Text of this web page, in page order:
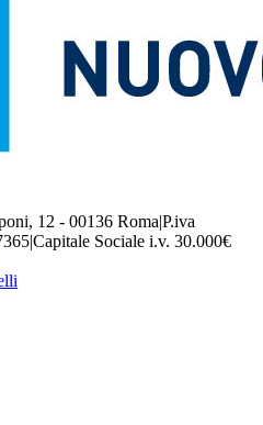
12 - 00136 RomaP.iva
Capitale Sociale i.v. 30.000€